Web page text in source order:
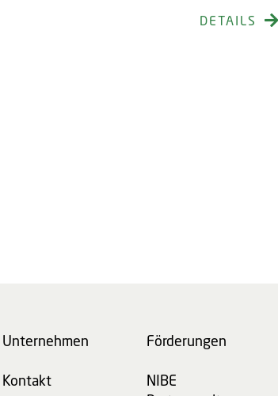
DETAILS
Unternehmen
Kontakt
Förderungen
NIBE